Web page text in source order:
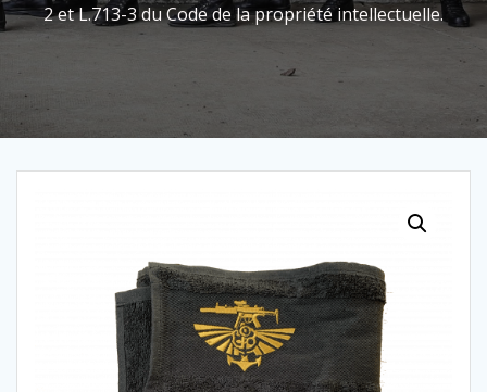
2 et L.713-3 du Code de la propriété intellectuelle.